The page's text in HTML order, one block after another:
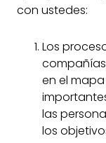
con ustedes:
Los
en el
las
los